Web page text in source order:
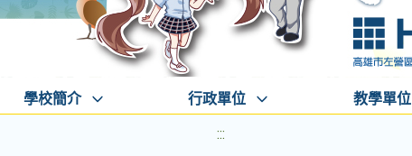
學校簡介 行政單位 教學單位
:::